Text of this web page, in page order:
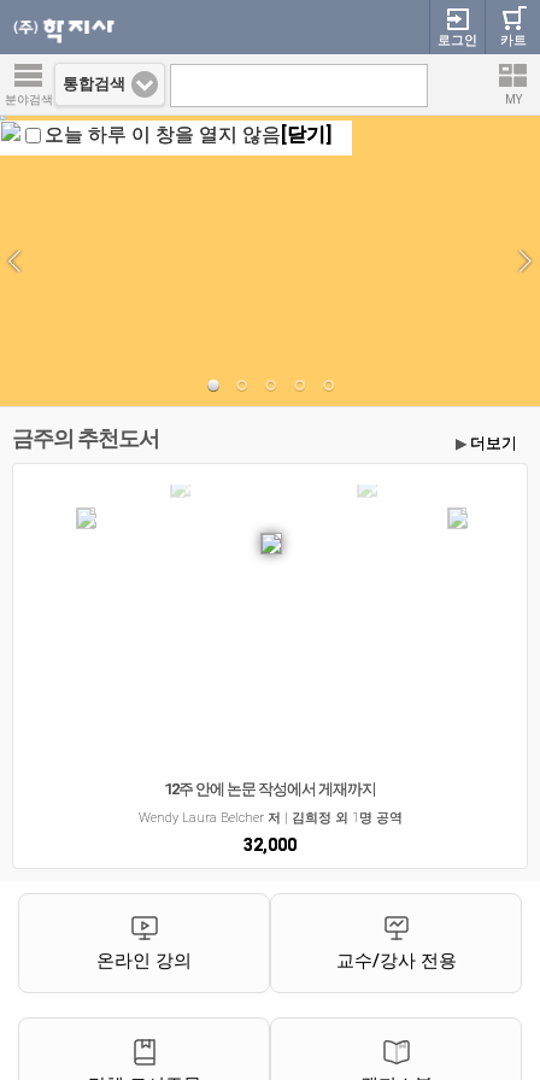
오늘 하루 이 창을 열지 않음 [닫기]
카트
로그인
분야검색 MY
통합검색
금주의 추천도서 ▶ 더보기
12주 안에 논문 작성에서 게재까지
Wendy Laura Belcher 저 | 김희정 외 1명 공역
32,000
온라인 강의 교수/강사 전용